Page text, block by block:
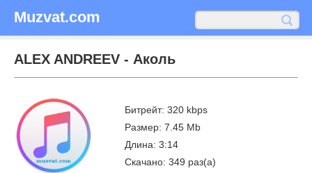
Muzvat.com
ALEX ANDREEV - Аколь
Битрейт: 320 kbps
Размер: 7.45 Mb
Длина: 3:14
Скачано: 349 раз(а)